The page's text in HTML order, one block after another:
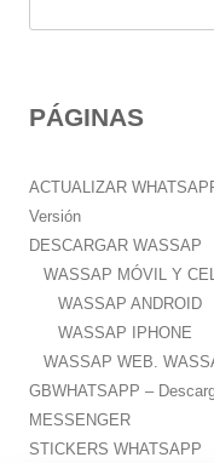
a
:
PÁGINAS
ACTUALIZAR
Versión
DESCARGAR WASSAP
WASSAP MÓVIL Y
WASSAP ANDROID
WASSAP IPHONE
WASSAP WEB.
GBWHATSAPP –
MESSENGER
STICKERS WHATSAPP